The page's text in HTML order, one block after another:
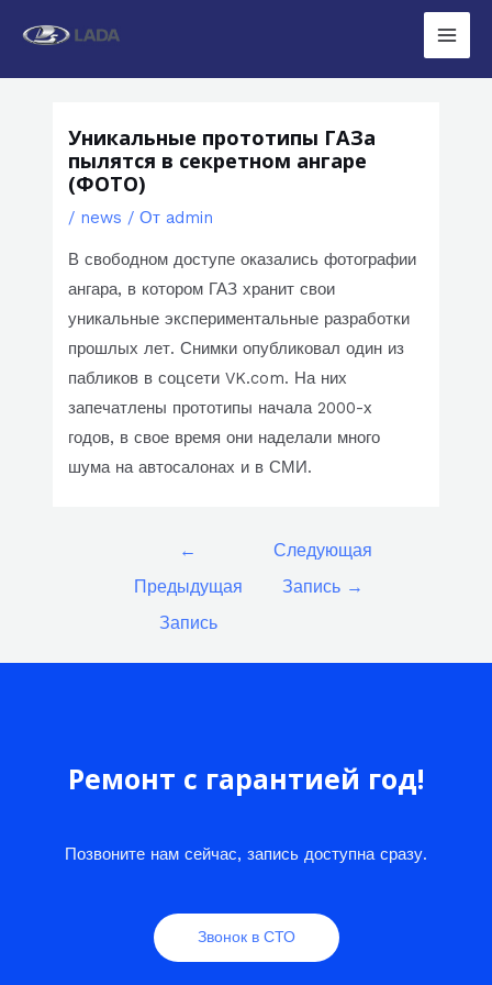
Main
Уникальные прототипы ГАЗа
пылятся в секретном ангаре
(ФОТО)
/ news / От admin
В свободном доступе оказались фотографии
ангара, в котором ГАЗ хранит свои
уникальные экспериментальные разработки
прошлых лет. Снимки опубликовал один из
пабликов в соцсети VK.com. На них
запечатлены прототипы начала 2000-х
годов, в свое время они наделали много
шума на автосалонах и в СМИ.
←
Предыдущая
Запись
Следующая
Запись →
Ремонт с гарантией год!
Позвоните нам сейчас, запись доступна сразу.
Звонок в СТО